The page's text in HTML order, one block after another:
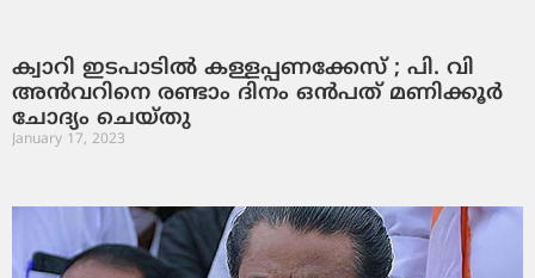
ക്വാറി ഇടപാടില്‍ കള്ളപ്പണക്കേസ് ; പി. വി
അന്‍വറിനെ രണ്ടാം ദിനം ഒന്‍പത് മണിക്കൂര്‍
ചോദ്യം ചെയ്തു
January 17, 2023